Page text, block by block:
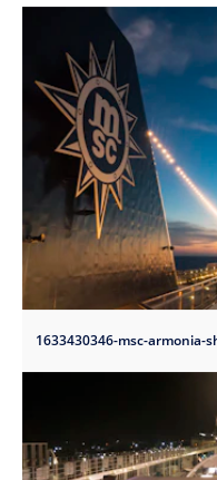
1633430346-msc-armonia-